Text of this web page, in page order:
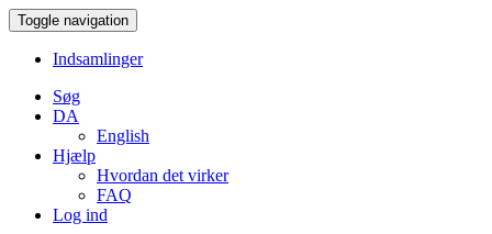
Toggle navigation
Indsamlinger
Søg
DA
English
Hjælp
Hvordan det virker
FAQ
Log ind